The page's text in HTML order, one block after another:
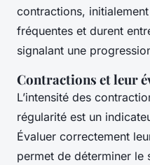
contractions,
fréquentes et durent
signalant une
Contractions et leur
L’intensité des
régularité est un
Évaluer correctement
permet de déterminer le